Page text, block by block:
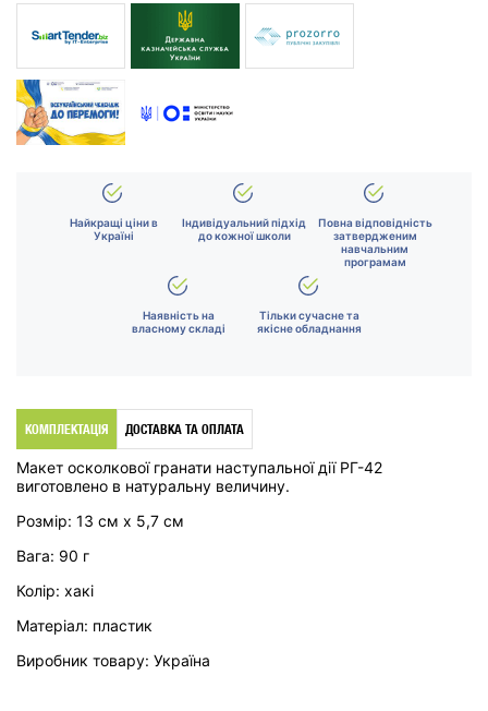
Найкращі ціни в
Україні
Індивідуальний підхід
до кожної школи
Повна відповідність
затвердженим
навчальним
програмам
Наявність на
власному складі
Тільки сучасне та
якісне обладнання
КОМПЛЕКТАЦІЯ ДОСТАВКА ТА ОПЛАТА
Макет осколкової гранати наступальної дії РГ-42
виготовлено в натуральну величину.
Розмір: 13 см х 5,7 см
Вага: 90 г
Колір: хакі
Матеріал: пластик
Виробник товару: Україна